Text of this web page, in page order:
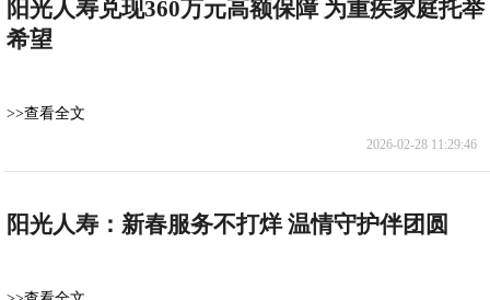
阳光人寿兑现360万元高额保障 为重疾家庭托举
希望
>>查看全文
2026-02-28 11:29:46
阳光人寿：新春服务不打烊 温情守护伴团圆